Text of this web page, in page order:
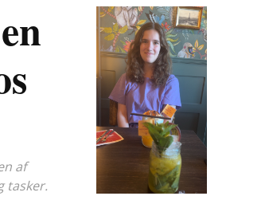
af
tasker.